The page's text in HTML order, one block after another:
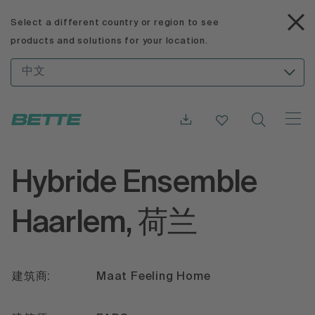
Select a different country or region to see
products and solutions for your location.
中文
Hybride Ensemble
Haarlem, 荷兰
建筑商: Maat Feeling Home